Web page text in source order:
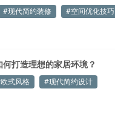
#现代简约装修 #空间优化技巧
打造理想的家居环境？
式风格 #现代简约设计